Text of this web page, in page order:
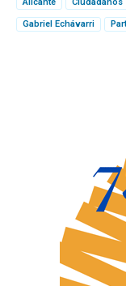
Gabriel Echávarri